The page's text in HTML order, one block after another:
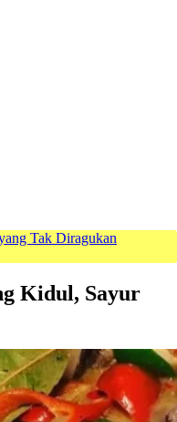
Tak Diragukan
Kidul, Sayur